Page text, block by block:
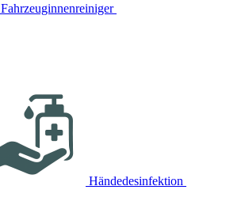
Fahrzeuginnenreiniger
Händedesinfektion